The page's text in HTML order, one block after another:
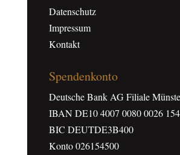
Datenschutz
Impressum
Kontakt
Spendenkonto
Deutsche Bank AG Filiale
IBAN DE10 4007 0080 0026
BIC DEUTDE3B400
Konto 026154500